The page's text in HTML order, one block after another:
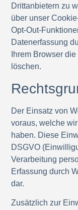
Drittanbietern zu
über unser
Opt-Out-
Datenerfassung
Ihrem Browser
löschen.
Der Einsatz von
voraus, welche
haben. Diese
DSGVO
Verarbeitung
Erfassung durch
dar.
Zusätzlich zur